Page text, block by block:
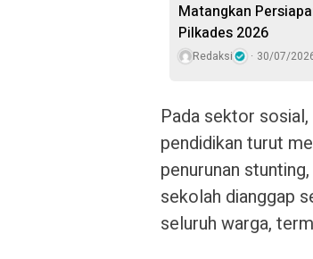
Matangkan
Pilkades 2026
Redaksi 30/07/
Pada sektor
pendidikan turut
penurunan
sekolah dianggap
seluruh warga,